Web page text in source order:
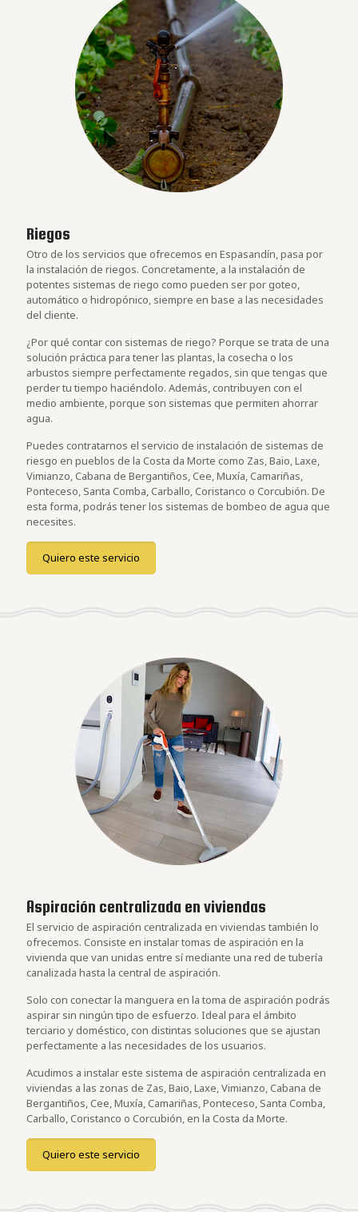
Riegos
Otro de los servicios que ofrecemos en Espasandín, pasa por
la instalación de riegos. Concretamente, a la instalación de
potentes sistemas de riego como pueden ser por goteo,
automático o hidropónico, siempre en base a las necesidades
del cliente.
¿Por qué contar con sistemas de riego? Porque se trata de una
solución práctica para tener las plantas, la cosecha o los
arbustos siempre perfectamente regados, sin que tengas que
perder tu tiempo haciéndolo. Además, contribuyen con el
medio ambiente, porque son sistemas que permiten ahorrar
agua.
Puedes contratarnos el servicio de instalación de sistemas de
riesgo en pueblos de la Costa da Morte como Zas, Baio, Laxe,
Vimianzo, Cabana de Bergantiños, Cee, Muxía, Camariñas,
Ponteceso, Santa Comba, Carballo, Coristanco o Corcubión. De
esta forma, podrás tener los sistemas de bombeo de agua que
necesites.
Quiero este servicio
Aspiración centralizada en viviendas
El servicio de aspiración centralizada en viviendas también lo
ofrecemos. Consiste en instalar tomas de aspiración en la
vivienda que van unidas entre sí mediante una red de tubería
canalizada hasta la central de aspiración.
Solo con conectar la manguera en la toma de aspiración podrás
aspirar sin ningún tipo de esfuerzo. Ideal para el ámbito
terciario y doméstico, con distintas soluciones que se ajustan
perfectamente a las necesidades de los usuarios.
Acudimos a instalar este sistema de aspiración centralizada en
viviendas a las zonas de Zas, Baio, Laxe, Vimianzo, Cabana de
Bergantiños, Cee, Muxía, Camariñas, Ponteceso, Santa Comba,
Carballo, Coristanco o Corcubión, en la Costa da Morte.
Quiero este servicio